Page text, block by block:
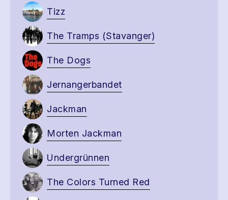
Tizz
The Tramps (Stavanger)
The Dogs
Jernangerbandet
Jackman
Morten Jackman
Undergrünnen
The Colors Turned Red